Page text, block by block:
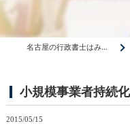
名古屋の行政書士はみなと行政書士法人
小規模事業者持続
2015/05/15